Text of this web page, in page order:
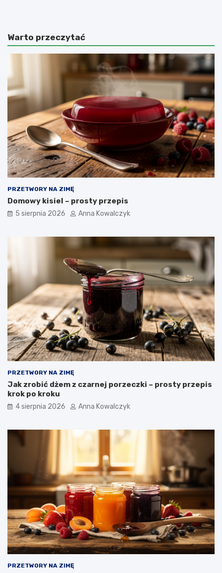
Warto przeczytać
PRZETWORY NA ZIMĘ
Domowy kisiel – prosty przepis
5 sierpnia 2026 Anna Kowalczyk
PRZETWORY NA ZIMĘ
Jak zrobić dżem z czarnej porzeczki – prosty przepis
krok po kroku
4 sierpnia 2026 Anna Kowalczyk
PRZETWORY NA ZIMĘ